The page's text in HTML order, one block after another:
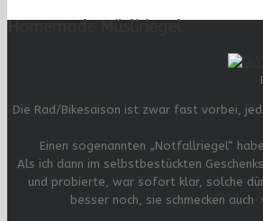
Die Rad/Bikesaison ist zwar fast vorbei,
Einen sogenannten „Notfallriegel“
Als ich dann im selbstbestückten
und probierte, war sofort klar, solche
besser noch, sie schmecken